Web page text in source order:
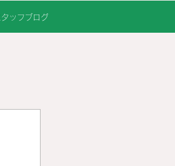
タッフブログ